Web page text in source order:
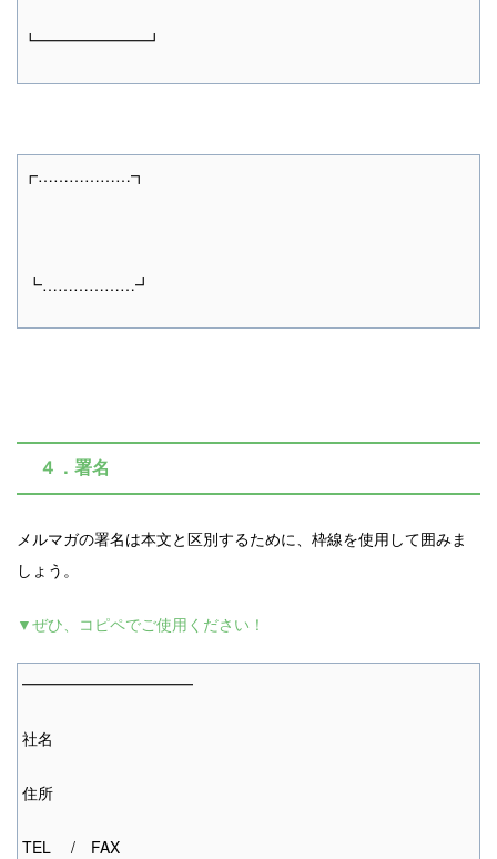
┗━━━━━━━┛
┏………………┓
┗………………┛
４．署名
メルマガの署名は本文と区別するために、枠線を使用して囲みま
しょう。
▼ぜひ、コピペでご使用ください！
━━━━━━━━━━━
社名
住所
TEL / FAX